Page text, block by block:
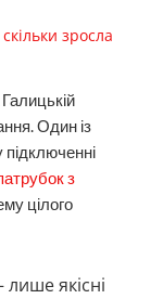
зросла
Один із
з
цілого
лише якісні